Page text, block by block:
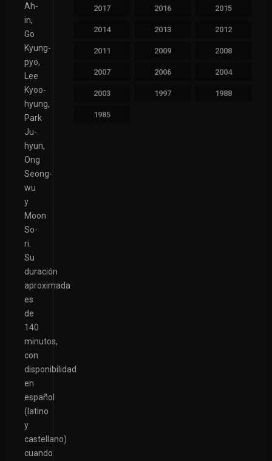
Ah-
in,
Go
Kyung-
pyo,
Lee
Kyoo-
hyung,
Park
Ju-
hyun,
Ong
Seong-
wu
y
Moon
So-
ri.
Su
duración
aproximada
es
de
140
minutos,
con
disponibilidad
en
español
(latino
y
castellano)
cuando
2017 2016 2015
2014 2013 2012
2011 2009 2008
2007 2006 2004
2003 1997 1988
1985